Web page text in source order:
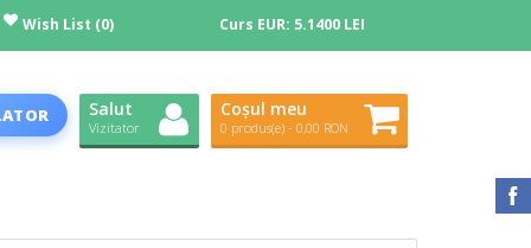
Wish List (0) Curs EUR: 5.1400 LEI
Salut
Vizitator
Coșul meu
0 produs(e) - 0,00 RON